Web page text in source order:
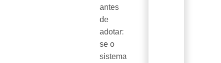
antes
de
adotar:
se o
sistema